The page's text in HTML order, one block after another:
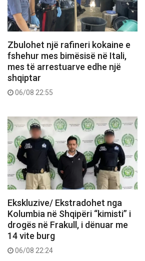
Zbulohet një rafineri kokaine e
fshehur mes bimësisë në Itali,
mes të arrestuarve edhe një
shqiptar
06/08 22:55
Ekskluzive/ Ekstradohet nga
Kolumbia në Shqipëri “kimisti” i
drogës në Frakull, i dënuar me
14 vite burg
06/08 22:24